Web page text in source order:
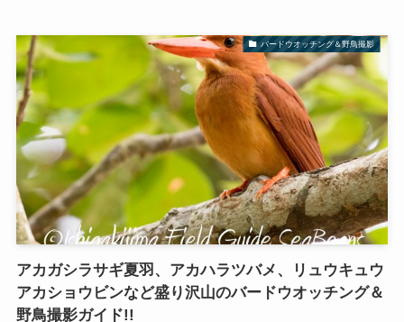
バードウオッチング＆野鳥撮影
アカガシラサギ夏羽、アカハラツバメ、リュウキュウ
アカショウビンなど盛り沢山のバードウオッチング＆
野鳥撮影ガイド!!